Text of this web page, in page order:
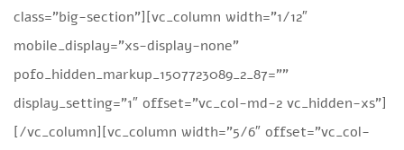
class=”big-section”][vc_column width=”1/12″
mobile_display=”xs-display-none”
pofo_hidden_markup_1507723089_2_87=””
display_setting=”1″ offset=”vc_col-md-2 vc_hidden-xs”]
[/vc_column][vc_column width=”5/6″ offset=”vc_col-